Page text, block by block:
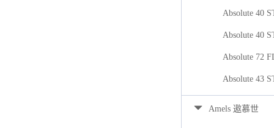
Absolute 40
Absolute 40
Absolute 72
Absolute 43
Amels 遨慕世